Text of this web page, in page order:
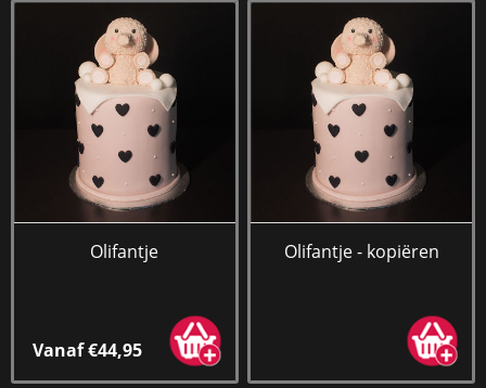
Olifantje
Vanaf €44,95
Olifantje - kopiëren